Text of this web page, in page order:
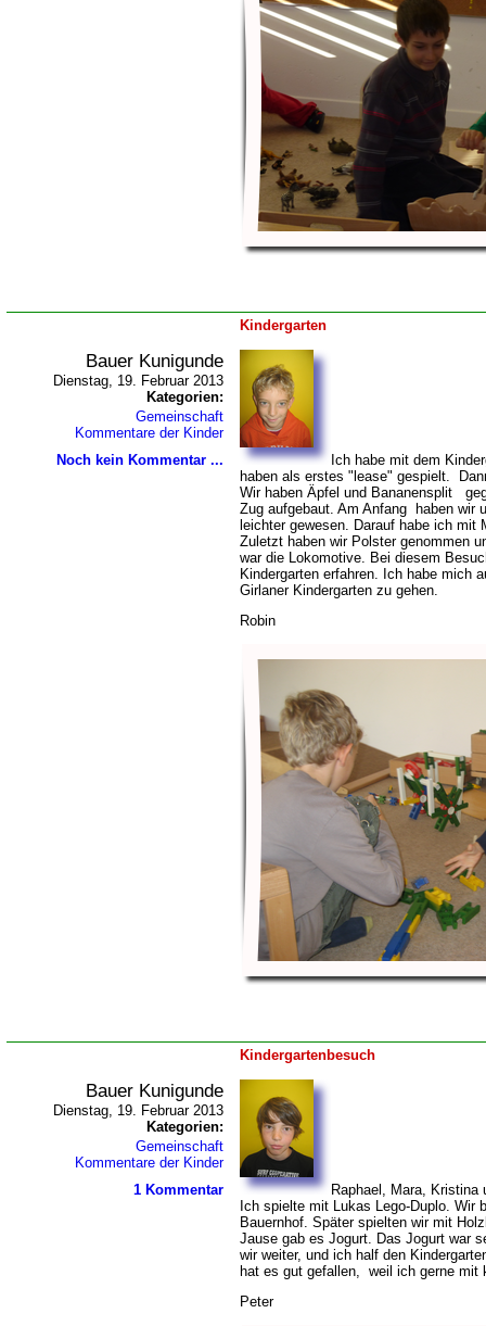
Kindergarten
Bauer Kunigunde
Dienstag, 19. Februar 2013
Kategorien:
Gemeinschaft
Kommentare der Kinder
Noch kein Kommentar ...
Ich habe mit dem
haben als erstes "lease" gespielt.
Wir haben Äpfel und Bananensplit
Zug aufgebaut. Am Anfang haben wir
leichter gewesen. Darauf habe ich mit
Zuletzt haben wir Polster genommen
war die Lokomotive. Bei diesem
Kindergarten erfahren. Ich habe mich
Girlaner Kindergarten zu gehen.
Robin
Kindergartenbesuch
Bauer Kunigunde
Dienstag, 19. Februar 2013
Kategorien:
Gemeinschaft
Kommentare der Kinder
1 Kommentar
Raphael, Mara, Kristina
Ich spielte mit Lukas Lego-Duplo. Wir
Bauernhof. Später spielten wir mit
Jause gab es Jogurt. Das Jogurt war
wir weiter, und ich half den
hat es gut gefallen, weil ich gerne mit
Peter